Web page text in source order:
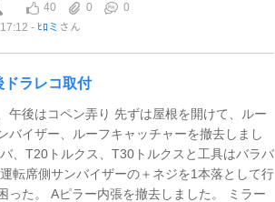
40 0
0
ﾋﾛミ さん
ラレコ取付
午後はコペン弄り 先ずは屋根を開けて、ルー
バイザー、ルーフキャッチャーを撤去しまし
、T20トルクス、T30トルクスと工具はバラバ
転席側サンバイザーの＋ネジを1本落として行
った。 Aピラー内張を撤去しました。 ミラー